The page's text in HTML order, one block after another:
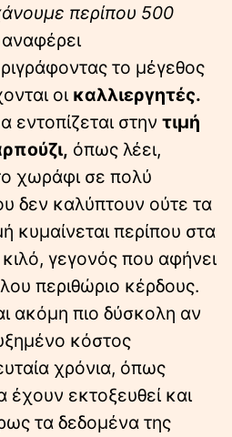
περίπου 500
αναφέρει
το μέγεθος
οι καλλιεργητές.
εντοπίζεται στην τιμή
όπως λέει,
χωράφι σε πολύ
δεν καλύπτουν ούτε τα
κυμαίνεται περίπου στα
γεγονός που αφήνει
περιθώριο κέρδους.
ακόμη πιο δύσκολη αν
κόστος
χρόνια, όπως
έχουν εκτοξευθεί και
τα δεδομένα της